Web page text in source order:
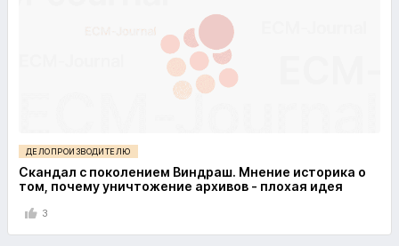
ДЕЛОПРОИЗВОДИТЕЛЮ
Скандал с поколением Виндраш. Мнение историка о
том, почему уничтожение архивов - плохая идея
3